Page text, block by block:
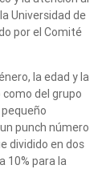
Universidad de
por el Comité
la edad y la
del grupo
punch número
dividido en dos
10% para la